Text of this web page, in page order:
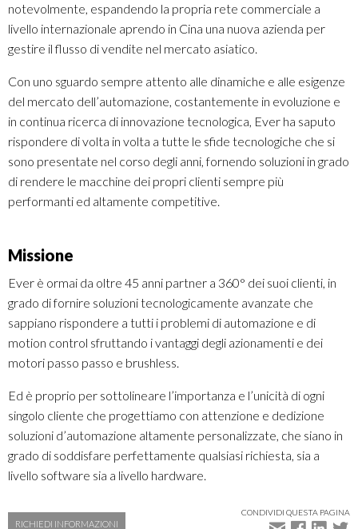
notevolmente, espandendo la propria rete commerciale a
livello internazionale aprendo in Cina una nuova azienda per
gestire il flusso di vendite nel mercato asiatico.
Con uno sguardo sempre attento alle dinamiche e alle esigenze
del mercato dell’automazione, costantemente in evoluzione e
in continua ricerca di innovazione tecnologica, Ever ha saputo
rispondere di volta in volta a tutte le sfide tecnologiche che si
sono presentate nel corso degli anni, fornendo soluzioni in grado
di rendere le macchine dei propri clienti sempre più
performanti ed altamente competitive.
Missione
Ever è ormai da oltre 45 anni partner a 360° dei suoi clienti, in
grado di fornire soluzioni tecnologicamente avanzate che
sappiano rispondere a tutti i problemi di automazione e di
motion control sfruttando i vantaggi degli azionamenti e dei
motori passo passo e brushless.
Ed è proprio per sottolineare l’importanza e l’unicità di ogni
singolo cliente che progettiamo con attenzione e dedizione
soluzioni d’automazione altamente personalizzate, che siano in
grado di soddisfare perfettamente qualsiasi richiesta, sia a
livello software sia a livello hardware.
RICHIEDI INFORMAZIONI
CONDIVIDI QUESTA PAGINA